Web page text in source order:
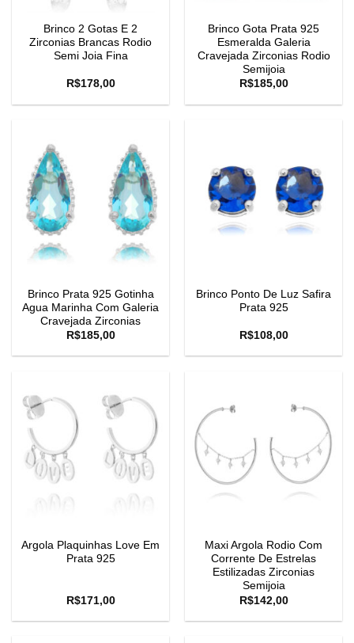
Brinco 2 Gotas E 2
Zirconias Brancas Rodio
Semi Joia Fina
R$178,00
Brinco Gota Prata 925
Esmeralda Galeria
Cravejada Zirconias Rodio
Semijoia
R$185,00
Brinco Prata 925 Gotinha
Agua Marinha Com Galeria
Cravejada Zirconias
R$185,00
Brinco Ponto De Luz Safira
Prata 925
R$108,00
Argola Plaquinhas Love Em
Prata 925
R$171,00
Maxi Argola Rodio Com
Corrente De Estrelas
Estilizadas Zirconias
Semijoia
R$142,00